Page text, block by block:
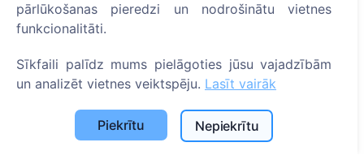
Par CEMETY
Notikumi
Pašvaldību un lietotāju saraksts
Privātuma politika
Maksājumu politika
pārlūkošanas pieredzi un nodrošinātu vietnes
funkcionalitāti.
Sīkfaili palīdz mums pielāgoties jūsu vajadzībām
un analizēt vietnes veiktspēju. Lasīt vairāk
Piekrītu Nepiekrītu